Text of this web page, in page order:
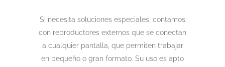
Si necesita soluciones especiales, contamos
con reproductores externos que se conectan
a cualquier pantalla, que permiten trabajar
en pequeño o gran formato. Su uso es apto